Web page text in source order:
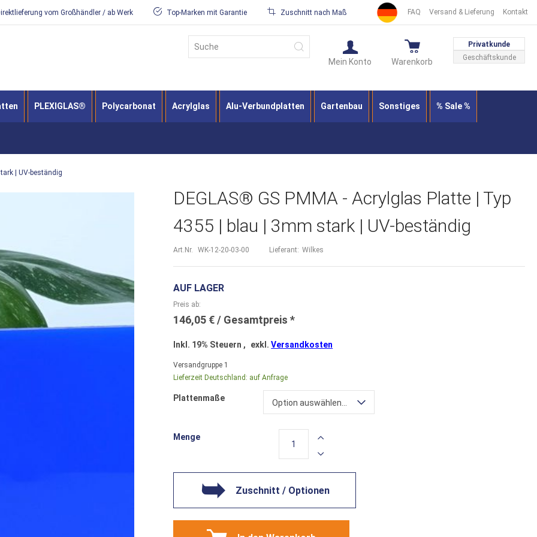
FAQ Versand & Lieferung Kontakt
vom Großhändler / ab Werk Top-Marken mit Garantie Zuschnitt nach Maß
Privatkunde
Geschäftskunde
Warenkorb
Mein Konto
Suche
PLEXIGLAS® Polycarbonat Acrylglas Alu-Verbundplatten Gartenbau Sonstiges % Sale %
| UV-beständig
DEGLAS® GS PMMA - Acrylglas Platte | Typ
4355 | blau | 3mm stark | UV-beständig
Art.Nr. WK-12-20-03-00 Lieferant: Wilkes
AUF LAGER
Preis ab
146,05 €
Inkl. 19% Steuern , exkl.Versandkosten
Versandgruppe 1
Lieferzeit Deutschland: auf Anfrage
Plattenmaße Option auswählen...
Menge
Zuschnitt / Optionen